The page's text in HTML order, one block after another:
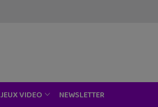
JEUX VIDEO NEWSLETTER